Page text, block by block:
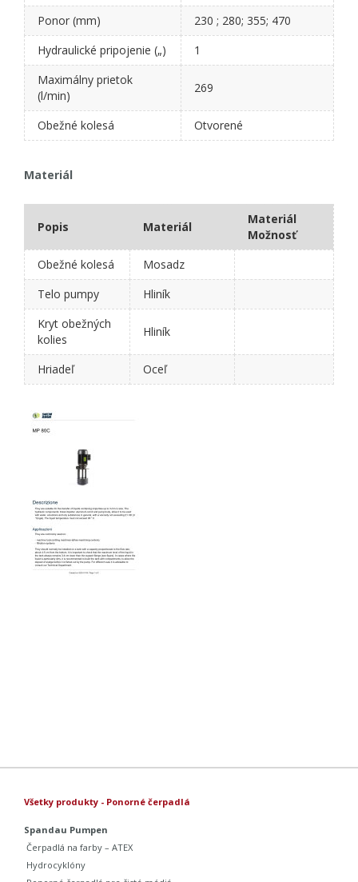
Ponor (mm)
230 ; 280; 355; 470
Hydraulické pripojenie („)
1
Maximálny prietok
(l/min)
269
Obežné kolesá Otvorené
Materiál
Popis Materiál
Materiál
Možnosť
Obežné kolesá
Mosadz
Telo pumpy
Hliník
Kryt obežných
kolies
Hliník
Hriadeľ Oceľ
Všetky produkty - Ponorné čerpadlá
Spandau Pumpen
Čerpadlá na farby – ATEX
Hydrocyklóny